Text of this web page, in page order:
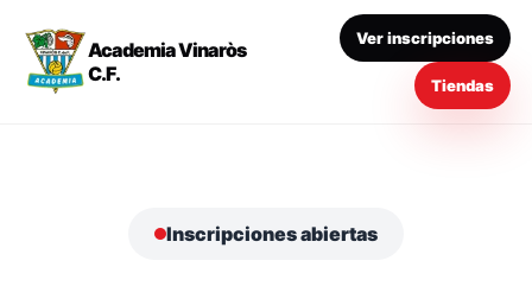
Academia Vinaròs
C.F.
Ver inscripciones
Tiendas
Inscripciones abiertas